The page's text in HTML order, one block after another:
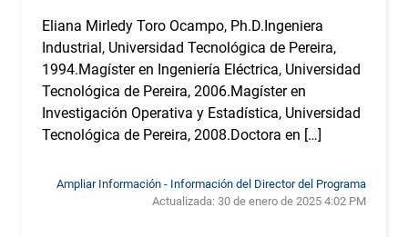
Eliana Mirledy Toro Ocampo, Ph.D.Ingeniera
Industrial, Universidad Tecnológica de Pereira,
1994.Magíster en Ingeniería Eléctrica, Universidad
Tecnológica de Pereira, 2006.Magíster en
Investigación Operativa y Estadística, Universidad
Tecnológica de Pereira, 2008.Doctora en […]
Ampliar Información - Información del Director del Programa
Actualizada: 30 de enero de 2025 4:02 PM